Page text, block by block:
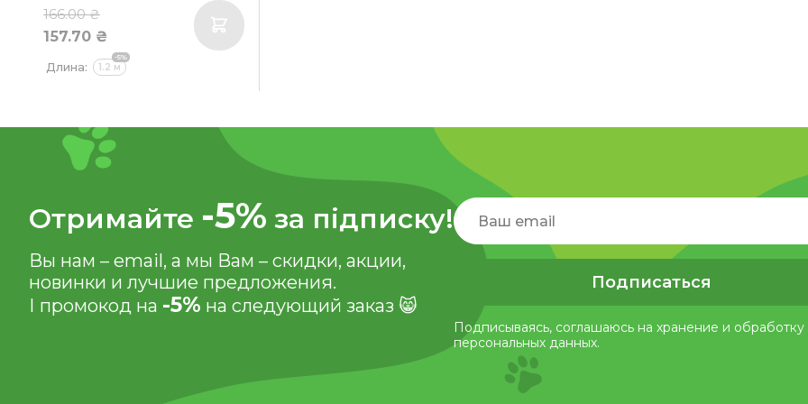
166.00 ₴
157.70 ₴
Длина:
-5%
1.2 м
Отримайте -5% за підписку!
Вы нам – email, а мы Вам – скидки, акции,
новинки и лучшие предложения.
І промокод на -5% на следующий заказ 😸
Подписаться
Подписываясь, соглашаюсь на хранение и обработку
персональных данных.